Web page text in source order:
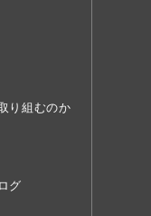
り組むのか
グ